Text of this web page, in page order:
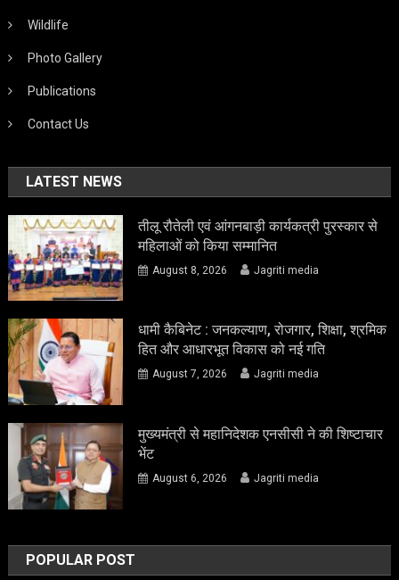
Wildlife
Photo Gallery
Publications
Contact Us
LATEST NEWS
तीलू रौतेली एवं आंगनबाड़ी कार्यकत्री पुरस्कार से
महिलाओं को किया सम्मानित
August 8, 2026 Jagriti media
धामी कैबिनेट : जनकल्याण, रोजगार, शिक्षा, श्रमिक
हित और आधारभूत विकास को नई गति
August 7, 2026 Jagriti media
मुख्यमंत्री से महानिदेशक एनसीसी ने की शिष्टाचार
भेंट
August 6, 2026 Jagriti media
POPULAR POST